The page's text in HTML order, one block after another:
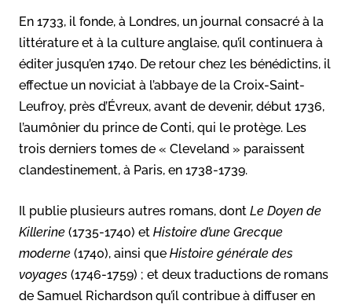
En 1733, il fonde, à Londres, un journal consacré à la
littérature et à la culture anglaise, qu’il continuera à
éditer jusqu’en 1740. De retour chez les bénédictins, il
effectue un noviciat à l’abbaye de la Croix-Saint-
Leufroy, près d’Évreux, avant de devenir, début 1736,
l’aumônier du prince de Conti, qui le protège. Les
trois derniers tomes de « Cleveland » paraissent
clandestinement, à Paris, en 1738-1739.
Il publie plusieurs autres romans, dont Le Doyen de
Killerine (1735-1740) et Histoire d’une Grecque
moderne (1740), ainsi que Histoire générale des
voyages (1746-1759) ; et deux traductions de romans
de Samuel Richardson qu’il contribue à diffuser en